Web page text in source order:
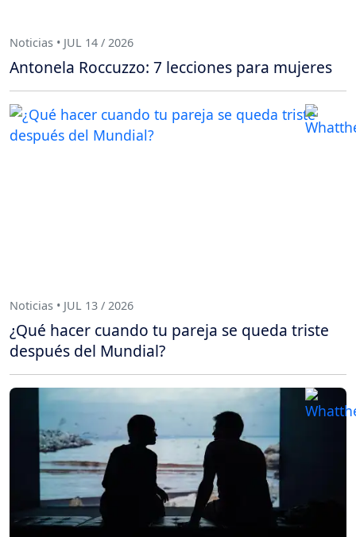
Noticias • JUL 14 / 2026
Antonela Roccuzzo: 7 lecciones para mujeres
Noticias • JUL 13 / 2026
¿Qué hacer cuando tu pareja se queda triste
después del Mundial?